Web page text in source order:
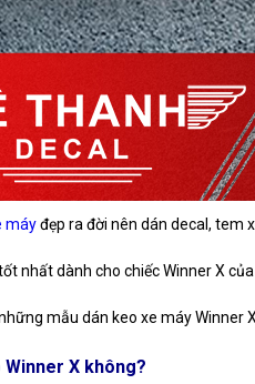
máyđẹp ra đời nên dán decal, tem
nhất dành cho chiếc Winner X
mẫu dán keo xe máy Winner
X không?